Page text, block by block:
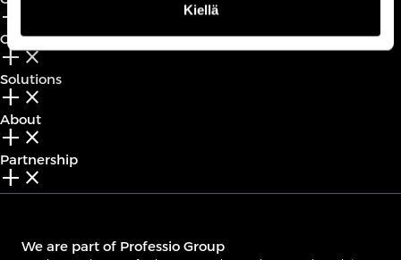
Kiellä
add_2
CxO Academy
add_2close
Solutions
add_2 close
About
add_2 close
Partnership
add_2 close
We are part of Professio Group